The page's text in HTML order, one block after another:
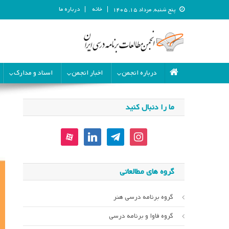
پنج شنبه, مرداد ۱۵, ۱۴۰۵ خانه درباره ما
انجمن مطالعات برنامه درسی
درباره انجمن
اخبار انجمن اسناد و مدارک
ما را دنبال کنید
instagram
telegram
linkedin
aparat
گروه های مطالعاتی
گروه برنامه درسی هنر
گروه فاوا و برنامه درسی